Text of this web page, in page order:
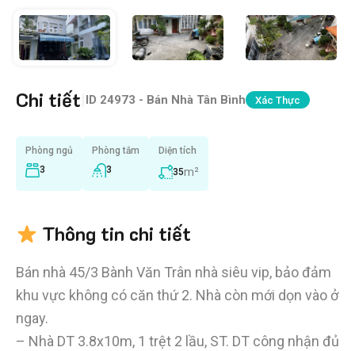
Chi tiết ID 24973 - Bán Nhà Tân Bình Xác Thực
Phòng ngủ
3
Phòng tắm
3
Diện tích
35m²
Thông tin chi tiết
Bán nhà 45/3 Bành Văn Trân nhà siêu vip, bảo đảm
khu vực không có căn thứ 2. Nhà còn mới dọn vào ở
ngay.
– Nhà DT 3.8x10m, 1 trệt 2 lầu, ST. DT công nhận đủ